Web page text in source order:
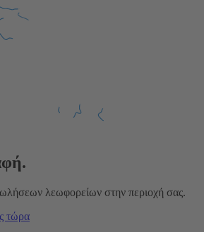
λεωφορείων στην περιοχή σας.
τώρα